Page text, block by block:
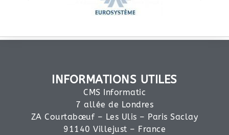
INFORMATIONS UTILES
CMS Informatic
7 allée de Londres
ZA Courtabœuf – Les Ulis – Paris Saclay
91140 Villejust – France